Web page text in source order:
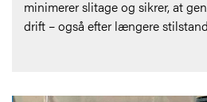
minimerer slitage og sikrer, at
drift – også efter længere